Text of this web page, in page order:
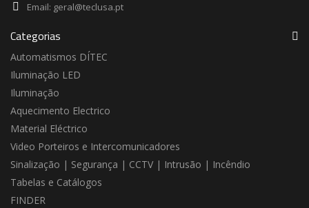
Email: geral@teclusa.pt
Categorias
Automatismos DÍTEC
Iluminação LED
Iluminação
Aquecimento Electrico
Material Eléctrico
Video Porteiros e Intercomunicadores
Sinalização | Segurança | CCTV | Intrusão | Incêndio
Tabelas e Catálogos
FINDER